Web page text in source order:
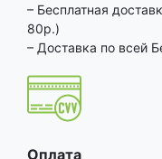
– Бесплатная
80р.)
– Доставка по всей
Оплата